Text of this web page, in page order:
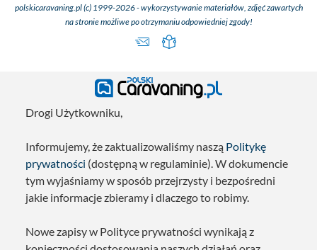
polskicaravaning.pl (c) 1999-2026 - wykorzystywanie materiałów, zdjęć zawartych
na stronie możliwe po otrzymaniu odpowiedniej zgody!
Drogi Użytkowniku,
Informujemy, że zaktualizowaliśmy naszą Politykę
prywatności (dostępną w regulaminie). W dokumencie
tym wyjaśniamy w sposób przejrzysty i bezpośredni
jakie informacje zbieramy i dlaczego to robimy.
Nowe zapisy w Polityce prywatności wynikają z